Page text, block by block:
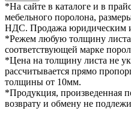
*На сайте в каталоге и в
мебельного поролона,
НДС. Продажа юридическим
*Режем любую толщину
соответствующей марке
*Цена на толщину листа не
рассчитывается прямо
толщины от 10мм.
*Продукция, произведенная
возврату и обмену не